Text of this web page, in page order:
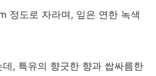
정도로 자라며, 잎은 연한 녹색
, 특유의 향긋한 향과 쌉싸름한